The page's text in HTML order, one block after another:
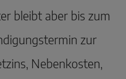
bleibt aber bis zum
zur
Nebenkosten,